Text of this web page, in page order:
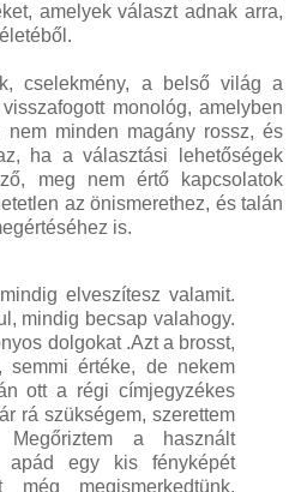
amelyek választ adnak arra,
cselekmény, a belső világ a
monológ, amelyben
minden magány rossz, és
ha a választási lehetőségek
meg nem értő kapcsolatok
az önismerethez, és talán
is.
elveszítesz valamit.
mindig becsap valahogy.
dolgokat .Azt a brosst,
semmi értéke, de nekem
ott a régi címjegyzékes
rá szükségem, szerettem
Megőriztem a használt
apád egy kis fényképét
még megismerkedtünk,